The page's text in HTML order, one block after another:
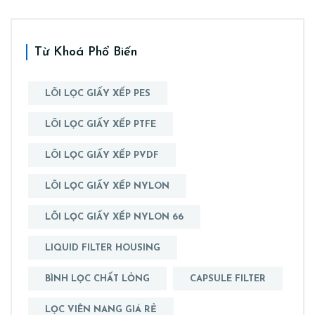
Từ Khoá Phổ Biến
LÕI LỌC GIẤY XẾP PES
LÕI LỌC GIẤY XẾP PTFE
LÕI LỌC GIẤY XẾP PVDF
LÕI LỌC GIẤY XẾP NYLON
LÕI LỌC GIẤY XẾP NYLON 66
LIQUID FILTER HOUSING
BÌNH LỌC CHẤT LỎNG CAPSULE FILTER
LỌC VIÊN NANG GIÁ RẺ